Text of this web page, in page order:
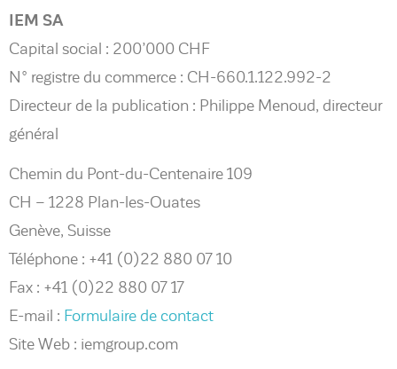
IEM SA
Capital social : 200’000 CHF
N° registre du commerce : CH-660.1.122.992-2
Directeur de la publication : Philippe Menoud, directeur
général
Chemin du Pont-du-Centenaire 109
CH – 1228 Plan-les-Ouates
Genève, Suisse
Téléphone : +41 (0)22 880 07 10
Fax : +41 (0)22 880 07 17
E-mail : Formulaire de contact
Site Web : iemgroup.com